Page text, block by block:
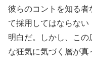
彼らのコントを知る者
て採用してはならな
明白だ。しかし、こ
な狂気に気づく層が